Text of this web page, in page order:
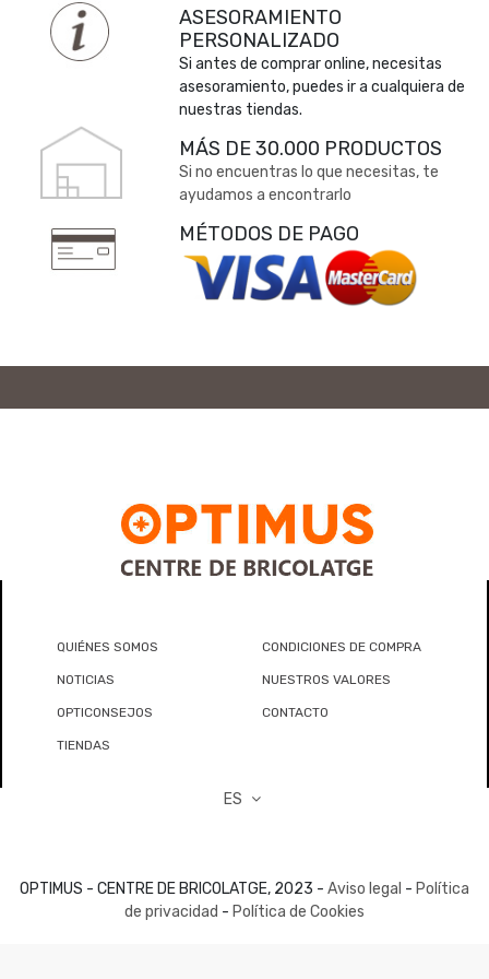
ASESORAMIENTO
PERSONALIZADO
Si antes de comprar online, necesitas
asesoramiento, puedes ir a cualquiera de
nuestras tiendas.
MÁS DE 30.000 PRODUCTOS
Si no encuentras lo que necesitas, te
ayudamos a encontrarlo
MÉTODOS DE PAGO
QUIÉNES SOMOS CONDICIONES DE COMPRA
NOTICIAS NUESTROS VALORES
OPTICONSEJOS CONTACTO
TIENDAS
ES
OPTIMUS - CENTRE DE BRICOLATGE, 2023 - Aviso legal - Política
de privacidad - Política de Cookies